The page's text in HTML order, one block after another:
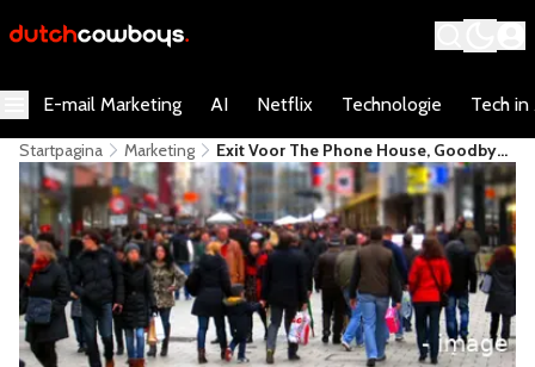
E-mail Marketing AI Netflix Technologie Tech in
Startpagina Marketing
​Exit Voor The Phone House, Goodbye
Blokker En De Laatste Stuiptrekkingen
Van Bruna!